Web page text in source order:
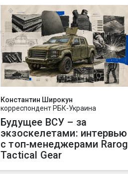
Константин Широкун
корреспондент РБК-Украина
Будущее ВСУ – за
экзоскелетами: интервью
с топ-менеджерами Rarog
Tactical Gear